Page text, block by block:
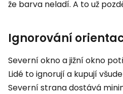
že barva neladí. A to už
Ignorování
Severní okno a jižní okno
Lidé to ignorují a kupují
Severní strana dostává